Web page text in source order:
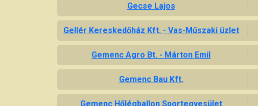
Gecse Lajos
Gellér Kereskedőház Kft. - Vas-Műszaki üzlet
Gemenc Agro Bt. - Márton Emil
Gemenc Bau Kft.
Gemenc Hőlégballon Sportegyesület